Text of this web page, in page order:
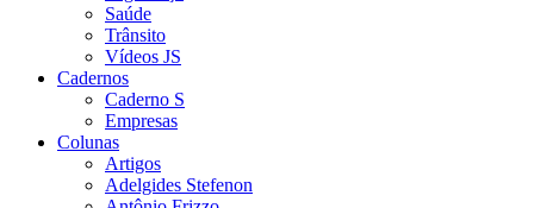
Saúde
Trânsito
Vídeos JS
Cadernos
Caderno S
Empresas
Colunas
Artigos
Adelgides Stefenon